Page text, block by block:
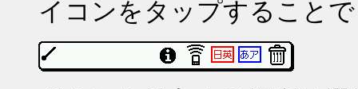
イコンをタップすること